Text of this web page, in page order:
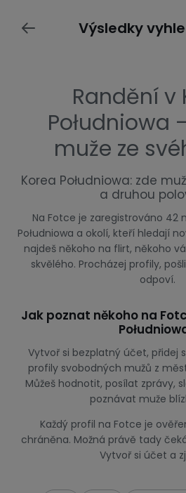
Výsledky
Randění v
Południowa
muže ze
Korea Południowa: zde
a druhou
Na Fotce je zaregistrováno 42
Południowa a okolí, kteří hledají
najdeš někoho na flirt, někoho
skvělého. Procházej profily,
odpoví.
Jak poznat někoho na
Vytvoř si bezplatný účet, přidej
profily svobodných mužů z
Můžeš hodnotit, posílat zprávy,
poznávat muže
Každý profil na Fotce je
chráněna. Možná právě tady
Vytvoř si účet a